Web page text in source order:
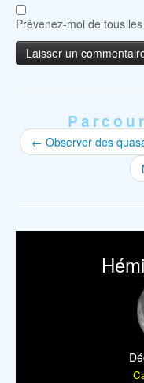
Prévenez-moi de tous
← Observer des